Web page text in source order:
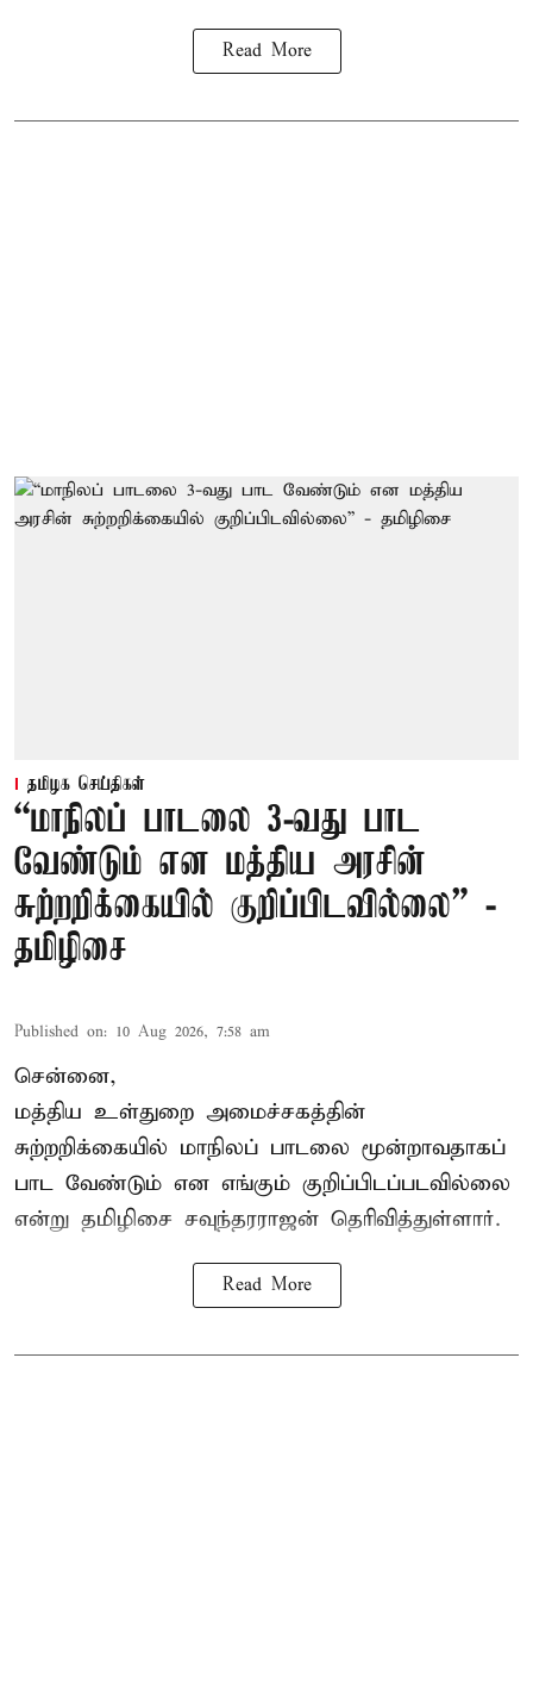
Read More
தமிழக செய்திகள்
“மாநிலப் பாடலை 3-வது பாட
வேண்டும் என மத்திய அரசின்
சுற்றறிக்கையில் குறிப்பிடவில்லை” -
தமிழிசை
Published on: 10 Aug 2026, 7:58 am
சென்னை,
மத்திய உள்துறை அமைச்சகத்தின்
சுற்றறிக்கையில் மாநிலப் பாடலை மூன்றாவதாகப்
பாட வேண்டும் என எங்கும் குறிப்பிடப்படவில்லை
என்று தமிழிசை சவுந்தரராஜன் தெரிவித்துள்ளார்.
Read More